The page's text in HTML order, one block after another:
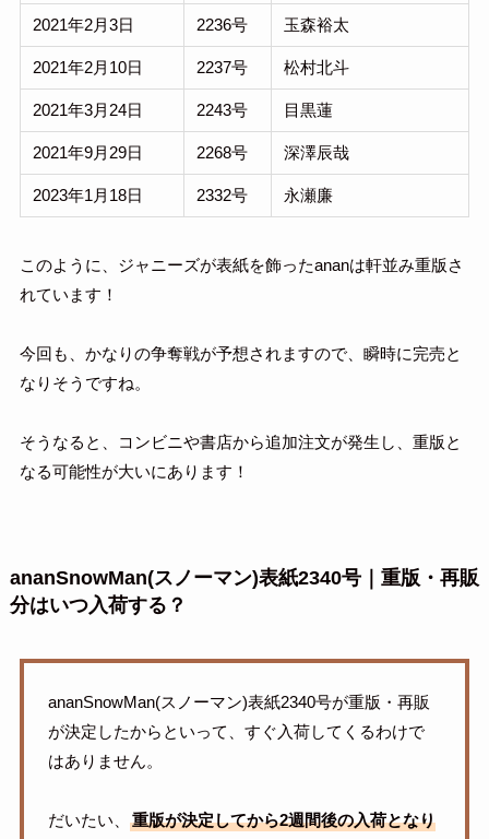
2021年2月3日 2236号 玉森裕太
2021年2月10日 2237号 松村北斗
2021年3月24日 2243号 目黒蓮
2021年9月29日 2268号 深澤辰哉
2023年1月18日 2332号 永瀬廉
このように、ジャニーズが表紙を飾ったananは軒並み重版さ
れています！
今回も、かなりの争奪戦が予想されますので、瞬時に完売と
なりそうですね。
そうなると、コンビニや書店から追加注文が発生し、重版と
なる可能性が大いにあります！
ananSnowMan(スノーマン)表紙2340号｜重版・再販
分はいつ入荷する？
ananSnowMan(スノーマン)表紙2340号が重版・再販
が決定したからといって、すぐ入荷してくるわけで
はありません。
だいたい、重版が決定してから2週間後の入荷となり